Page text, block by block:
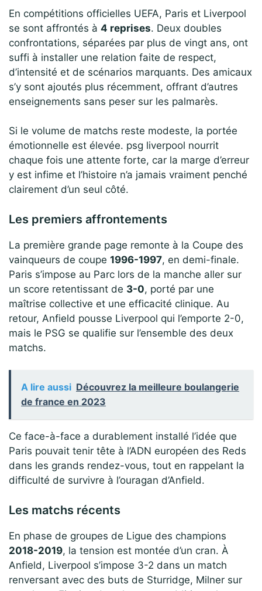
En compétitions officielles UEFA, Paris et Liverpool
se sont affrontés à 4 reprises. Deux doubles
confrontations, séparées par plus de vingt ans, ont
suffi à installer une relation faite de respect,
d’intensité et de scénarios marquants. Des amicaux
s’y sont ajoutés plus récemment, offrant d’autres
enseignements sans peser sur les palmarès.
Si le volume de matchs reste modeste, la portée
émotionnelle est élevée. psg liverpool nourrit
chaque fois une attente forte, car la marge d’erreur
y est infime et l’histoire n’a jamais vraiment penché
clairement d’un seul côté.
Les premiers affrontements
La première grande page remonte à la Coupe des
vainqueurs de coupe 1996-1997, en demi-finale.
Paris s’impose au Parc lors de la manche aller sur
un score retentissant de 3-0, porté par une
maîtrise collective et une efficacité clinique. Au
retour, Anfield pousse Liverpool qui l’emporte 2-0,
mais le PSG se qualifie sur l’ensemble des deux
matchs.
A lire aussi Découvrez la meilleure boulangerie
de france en 2023
Ce face-à-face a durablement installé l’idée que
Paris pouvait tenir tête à l’ADN européen des Reds
dans les grands rendez-vous, tout en rappelant la
difficulté de survivre à l’ouragan d’Anfield.
Les matchs récents
En phase de groupes de Ligue des champions
2018-2019, la tension est montée d’un cran. À
Anfield, Liverpool s’impose 3-2 dans un match
renversant avec des buts de Sturridge, Milner sur